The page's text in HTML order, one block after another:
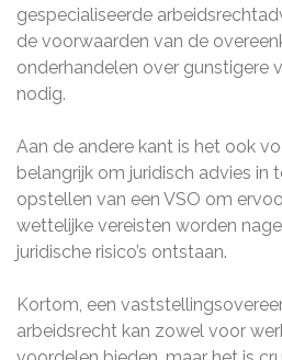
gespecialiseerde
de voorwaarden van de
onderhandelen over gunstigere
nodig.
Aan de andere kant is het ook
belangrijk om juridisch advies in
opstellen van een VSO om
wettelijke vereisten worden
juridische risico’s ontstaan.
Kortom, een
arbeidsrecht kan zowel voor